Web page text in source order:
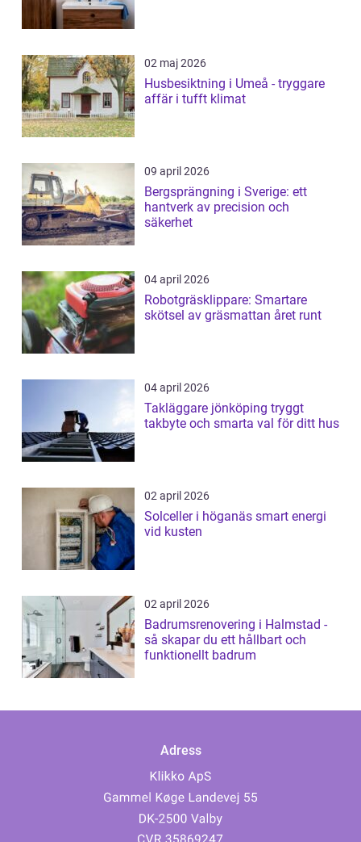
02 maj 2026
Husbesiktning i Umeå - tryggare
affär i tufft klimat
09 april 2026
Bergsprängning i Sverige: ett
hantverk av precision och
säkerhet
04 april 2026
Robotgräsklippare: Smartare
skötsel av gräsmattan året runt
04 april 2026
Takläggare jönköping tryggt
takbyte och smarta val för ditt hus
02 april 2026
Solceller i höganäs smart energi
vid kusten
02 april 2026
Badrumsrenovering i Halmstad -
så skapar du ett hållbart och
funktionellt badrum
Adress